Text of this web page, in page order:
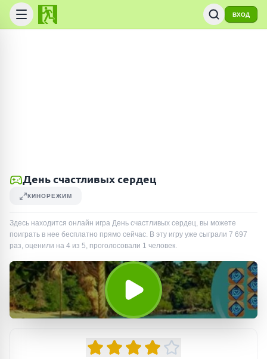
ВХОД
День счастливых сердец
КИНОРЕЖИМ
Здесь находится онлайн игра День счастливых сердец, вы можете
поиграть в нее бесплатно прямо сейчас. В эту игру уже сыграли 7 697
раз, оценили на 4 из 5, проголосовали 1 человек.